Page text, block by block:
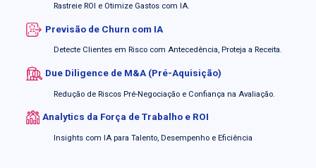
Rastreie ROI e Otimize Gastos com IA.
Previsão de Churn com IA
Detecte Clientes em Risco com Antecedência, Proteja a Receita.
Due Diligence de M&A (Pré-Aquisição)
Redução de Riscos Pré-Negociação e Confiança na Avaliação.
Analytics da Força de Trabalho e ROI
Insights com IA para Talento, Desempenho e Eficiência